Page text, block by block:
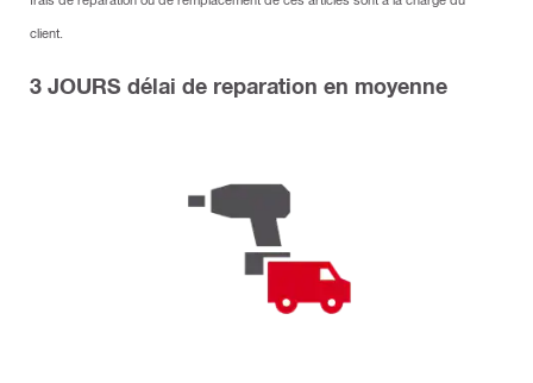
client.
3 JOURS délai de reparation en moyenne